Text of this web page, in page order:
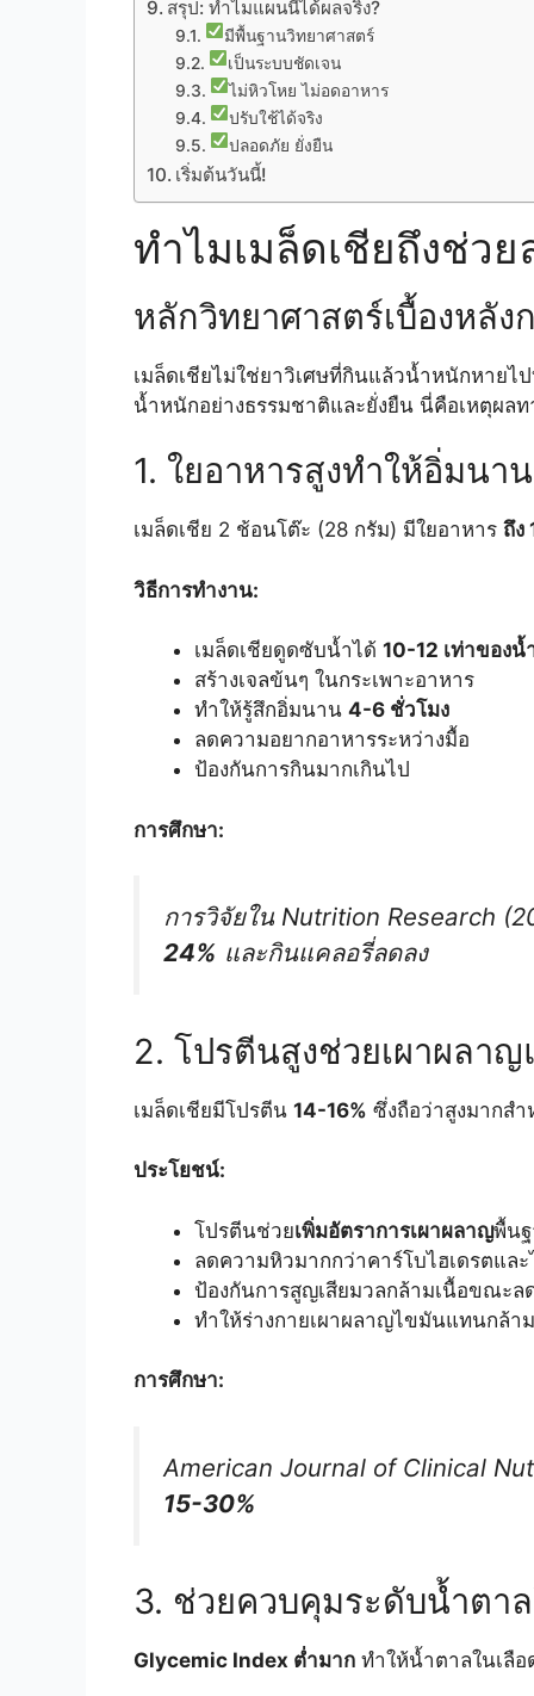
สรุป: ทำไมแผนนี้ได้ผลจริง?
มีพื้นฐานวิทยาศาสตร์
เป็นระบบชัดเจน
ไม่หิวโหย ไม่อดอาหาร
ปรับใช้ได้จริง
ปลอดภัย ยั่งยืน
เริ่มต้นวันนี้!
ทำไมเมล็ดเชียถึงช่ว
หลักวิทยาศาสตร์เบื้องหลั
เมล็ดเชียไม่ใช่ยาวิเศษที่กินแล้วน้ำหนักหาย
น้ำหนักอย่างธรรมชาติและยั่งยืน นี่คือเหตุผล
1. ใยอาหารสูงทำให้อิ่มนาน
เมล็ดเชีย 2 ช้อนโต๊ะ (28 กรัม) มีใยอาหาร ถึง
วิธีการทำงาน:
เมล็ดเชียดูดซับน้ำได้ 10-12 เท่าของน้
สร้างเจลข้นๆ ในกระเพาะอาหาร
ทำให้รู้สึกอิ่มนาน 4-6 ชั่วโมง
ลดความอยากอาหารระหว่างมื้อ
ป้องกันการกินมากเกินไป
การศึกษา:
การวิจัยใน Nutrition Research
24% และกินแคลอรี่ลดลง
2. โปรตีนสูงช่วยเผาผลา
เมล็ดเชียมีโปรตีน 14-16% ซึ่งถือว่าสูงมากส
ประโยชน์:
โปรตีนช่วยเพิ่มอัตราการเผาผลาญพื้น
ลดความหิวมากกว่าคาร์โบไฮเดรตแล
ป้องกันการสูญเสียมวลกล้ามเนื้อขณะ
ทำให้ร่างกายเผาผลาญไขมันแทนกล้า
การศึกษา:
American Journal of Clinical
15-30%
3. ช่วยควบคุมระดับน้ำตา
Glycemic Index ต่ำมาก ทำให้น้ำตาลในเลือ